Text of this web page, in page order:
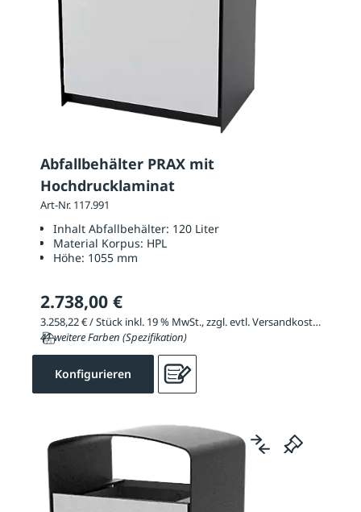
Abfallbehälter PRAX mit
Hochdrucklaminat
Art-Nr. 117.991
Inhalt Abfallbehälter: 120 Liter
Material Korpus: HPL
Höhe: 1055 mm
2.738,00 €
3.258,22 € / Stück inkl. 19 % MwSt., zzgl. evtl. Versandkosten
41 weitere Farben (Spezifikation)
Konfigurieren